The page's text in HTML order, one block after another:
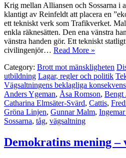
Krig mellan Alliansen och Sossarna i
klantigt av Reinfeldt att placera en
ett tekniskt verk som Trafikverket.
enkla räknesätten. Den ena vänstra
vänstra handen gör. Ett tekniskt
civilingenjör… Read More »
Category: Brott mot mänskligheten
utbildning Lagar, regler och politik
Vägsaltningens beklagliga
Anders Ygeman, Åsa Romson, Bengt
Catharina Elmsäter-Svärd, Cattis,
Gröna Linjen, Gunnar Malm,
Sossarna, tåg, vägsaltning
Demokratins mening –